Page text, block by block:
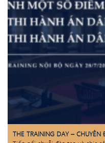
THE TRAINING DAY –